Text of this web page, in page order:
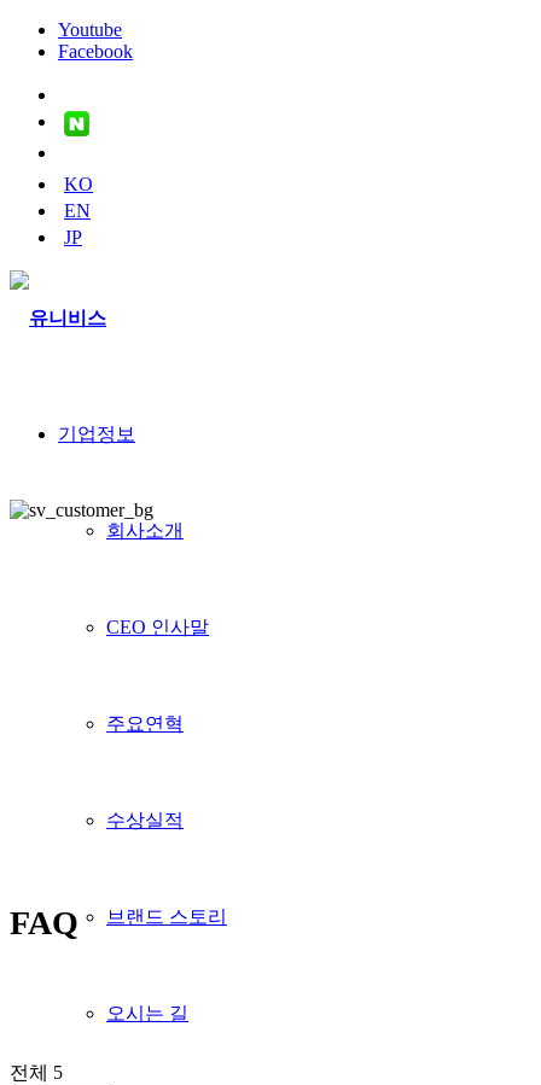
Youtube
Facebook
naver
blog
KO
EN
JP
기업정보
회사소개
CEO 인사말
주요연혁
수상실적
브랜드 스토리
오시는 길
FAQ
전체 5